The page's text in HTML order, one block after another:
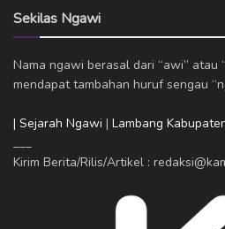
Sekilas Ngawi
Nama ngawi berasal dari “awi” atau
mendapat tambahan huruf sengau
| Sejarah Ngawi | Lambang
Kirim Berita/Rilis/Artikel :